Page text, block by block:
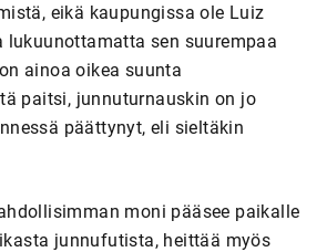
eikä kaupungissa ole Luiz
lukuunottamatta sen suurempaa
ainoa oikea suunta
paitsi, junnuturnauskin on jo
päättynyt, eli sieltäkin
moni pääsee paikalle
junnufutista, heittää myös